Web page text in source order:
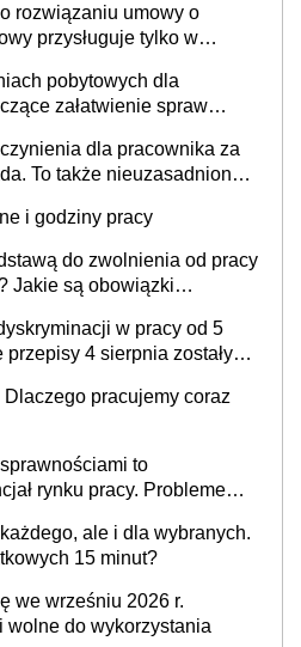
rozwiązaniu umowy o
przysługuje tylko w
pobytowych dla
załatwienie spraw
dla pracownika za
To także nieuzasadniona
i godziny pracy
do zwolnienia od pracy
Jakie są obowiązki
w pracy od 5
przepisy 4 sierpnia zostały
Dlaczego pracujemy coraz
to
rynku pracy. Problemem
stronie systemu i
[WYWIAD]
ale i dla wybranych.
15 minut?
we wrześniu 2026 r.
wolne do wykorzystania